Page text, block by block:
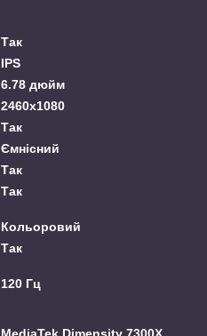
Так
IPS
6.78 дюйм
2460x1080
Так
Ємнісний
Так
Так
Кольоровий
Так
120 Гц
MediaTek Dimensity 7300X